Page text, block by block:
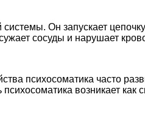
системы. Он запускает
сосуды и нарушает
психосоматика часто
возникает как